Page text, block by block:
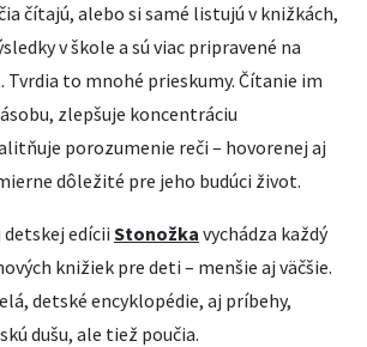
čítajú, alebo si samé listujú v knižkách,
v škole a sú viac pripravené na
Tvrdia to mnohé prieskumy. Čítanie im
zlepšuje koncentráciu
porozumenie reči – hovorenej aj
dôležité pre jeho budúci život.
edícii Stonožka vychádza každý
knižiek pre deti – menšie aj väčšie.
detské encyklopédie, aj príbehy,
dušu, ale tiež poučia.